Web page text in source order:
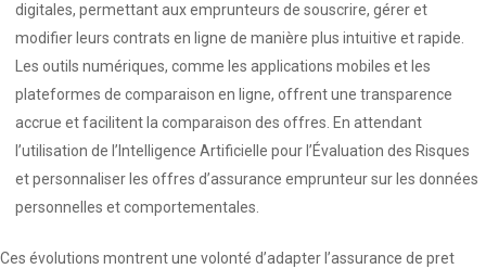
digitales, permettant aux emprunteurs de souscrire, gérer et
modifier leurs contrats en ligne de manière plus intuitive et rapide.
Les outils numériques, comme les applications mobiles et les
plateformes de comparaison en ligne, offrent une transparence
accrue et facilitent la comparaison des offres. En attendant
l’utilisation de l’Intelligence Artificielle pour l’Évaluation des Risques
et personnaliser les offres d’assurance emprunteur sur les données
personnelles et comportementales.
Ces évolutions montrent une volonté d’adapter l’assurance de pret